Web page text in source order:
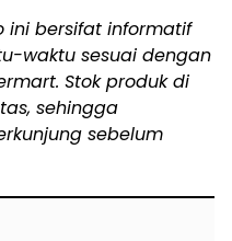
ini bersifat informatif
waktu sesuai dengan
Stok produk di
sehingga
sebelum